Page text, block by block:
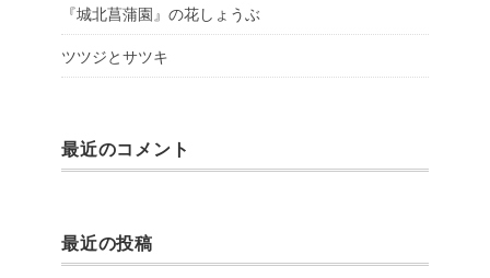
『城北菖蒲園』の花しょうぶ
ツツジとサツキ
最近のコメント
最近の投稿